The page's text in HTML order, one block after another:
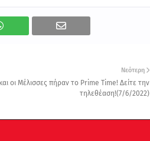
Νεότερη
οι Μέλισσες πήραν το Prime Time! Δείτε την
τηλεθέαση!(7/6/2022)